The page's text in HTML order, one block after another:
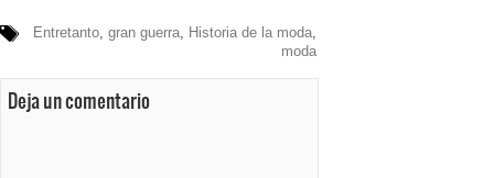
esperadas del
año, la mayoría
Navidad se llenan
de paquetes y
Entretanto, gran guerra, Historia de la moda,
moda
Deja un comentario